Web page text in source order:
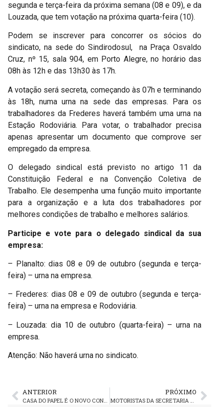
segunda e terça-feira da próxima semana (08 e 09), e da
Louzada, que tem votação na próxima quarta-feira (10).
Podem se inscrever para concorrer os sócios do
sindicato, na sede do Sindirodosul, na Praça Osvaldo
Cruz, nº 15, sala 904, em Porto Alegre, no horário das
08h às 12h e das 13h30 às 17h.
A votação será secreta, começando às 07h e terminando
às 18h, numa urna na sede das empresas. Para os
trabalhadores da Frederes haverá também uma urna na
Estação Rodoviária. Para votar, o trabalhador precisa
apenas apresentar um documento que comprove ser
empregado da empresa.
O delegado sindical está previsto no artigo 11 da
Constituição Federal e na Convenção Coletiva de
Trabalho. Ele desempenha uma função muito importante
para a organização e a luta dos trabalhadores por
melhores condições de trabalho e melhores salários.
Participe e vote para o delegado sindical da sua
empresa:
– Planalto: dias 08 e 09 de outubro (segunda e terça-
feira) – urna na empresa.
– Frederes: dias 08 e 09 de outubro (segunda e terça-
feira) – urna na empresa e Rodoviária.
– Louzada: dia 10 de outubro (quarta-feira) – urna na
empresa.
Atenção: Não haverá urna no sindicato.
ANTERIOR PRÓXIMO